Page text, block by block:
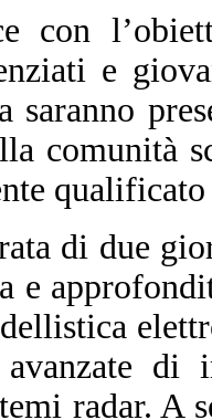
con
e
saranno
comunità
di due
e
radar. A